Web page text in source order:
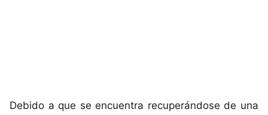
Debido a que se encuentra recuperándose de una